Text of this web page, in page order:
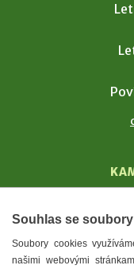
Souhlas se
Soubory cookies
našimi webovými